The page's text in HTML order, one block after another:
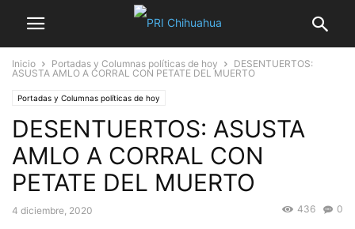
Inicio Portadas y Columnas políticas de hoy
DESENTUERTOS:
ASUSTA AMLO A CORRAL CON PETATE DEL MUERTO
Portadas y Columnas políticas de hoy
DESENTUERTOS: ASUSTA
AMLO A CORRAL CON
PETATE DEL MUERTO
4 diciembre, 2020 0
436